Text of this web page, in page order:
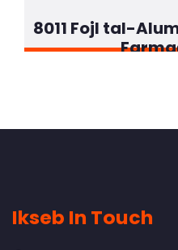
8011 Fojl tal-
Ikseb In Touch